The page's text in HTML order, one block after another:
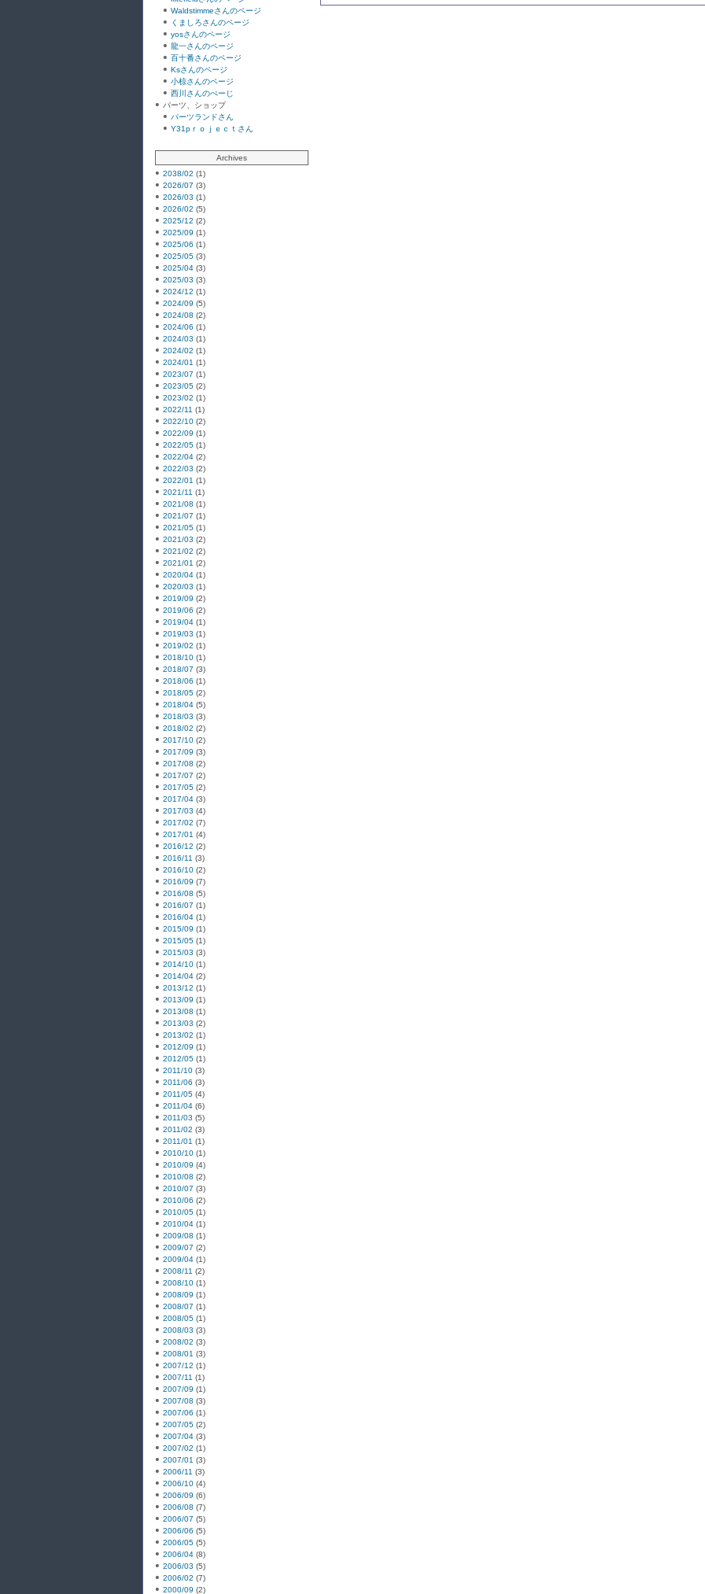
Waldstimmeさんのページ
くましろさんのページ
yosさんのページ
龍一さんのページ
百十番さんのページ
Ksさんのページ
小椋さんのページ
西川さんのぺーじ
パーツ、ショップ
パーツランドさん
Y31pｒｏｊｅｃｔさん
Archives
2038/02 (1)
2026/07 (3)
2026/03 (1)
2026/02 (5)
2025/12 (2)
2025/09 (1)
2025/06 (1)
2025/05 (3)
2025/04 (3)
2025/03 (3)
2024/12 (1)
2024/09 (5)
2024/08 (2)
2024/06 (1)
2024/03 (1)
2024/02 (1)
2024/01 (1)
2023/07 (1)
2023/05 (2)
2023/02 (1)
2022/11 (1)
2022/10 (2)
2022/09 (1)
2022/05 (1)
2022/04 (2)
2022/03 (2)
2022/01 (1)
2021/11 (1)
2021/08 (1)
2021/07 (1)
2021/05 (1)
2021/03 (2)
2021/02 (2)
2021/01 (2)
2020/04 (1)
2020/03 (1)
2019/09 (2)
2019/06 (2)
2019/04 (1)
2019/03 (1)
2019/02 (1)
2018/10 (1)
2018/07 (3)
2018/06 (1)
2018/05 (2)
2018/04 (5)
2018/03 (3)
2018/02 (2)
2017/10 (2)
2017/09 (3)
2017/08 (2)
2017/07 (2)
2017/05 (2)
2017/04 (3)
2017/03 (4)
2017/02 (7)
2017/01 (4)
2016/12 (2)
2016/11 (3)
2016/10 (2)
2016/09 (7)
2016/08 (5)
2016/07 (1)
2016/04 (1)
2015/09 (1)
2015/05 (1)
2015/03 (3)
2014/10 (1)
2014/04 (2)
2013/12 (1)
2013/09 (1)
2013/08 (1)
2013/03 (2)
2013/02 (1)
2012/09 (1)
2012/05 (1)
2011/10 (3)
2011/06 (3)
2011/05 (4)
2011/04 (6)
2011/03 (5)
2011/02 (3)
2011/01 (1)
2010/10 (1)
2010/09 (4)
2010/08 (2)
2010/07 (3)
2010/06 (2)
2010/05 (1)
2010/04 (1)
2009/08 (1)
2009/07 (2)
2009/04 (1)
2008/11 (2)
2008/10 (1)
2008/09 (1)
2008/07 (1)
2008/05 (1)
2008/03 (3)
2008/02 (3)
2008/01 (3)
2007/12 (1)
2007/11 (1)
2007/09 (1)
2007/08 (3)
2007/06 (1)
2007/05 (2)
2007/04 (3)
2007/02 (1)
2007/01 (3)
2006/11 (3)
2006/10 (4)
2006/09 (6)
2006/08 (7)
2006/07 (5)
2006/06 (5)
2006/05 (5)
2006/04 (8)
2006/03 (5)
2006/02 (7)
2000/09 (2)